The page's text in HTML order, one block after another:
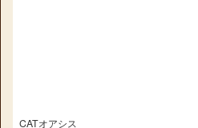
CATオアシス